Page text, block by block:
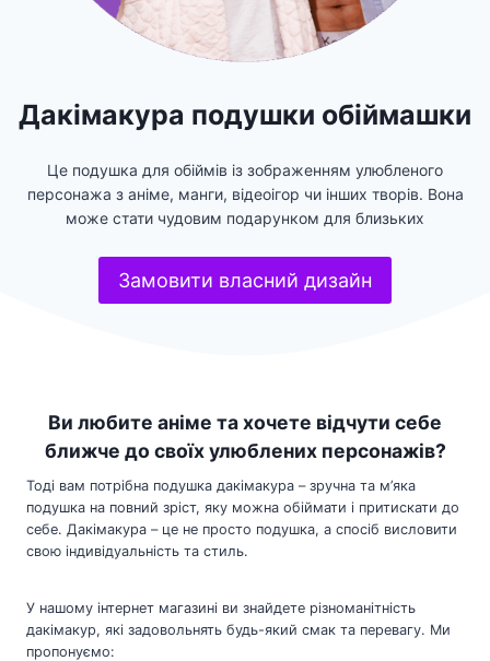
Дакімакура подушки обіймашки
Це подушка для обіймів із зображенням улюбленого
персонажа з аніме, манги, відеоігор чи інших творів. Вона
може стати чудовим подарунком для близьких
Замовити власний дизайн
Ви любите аніме та хочете відчути себе
ближче до своїх улюблених персонажів?
Тоді вам потрібна подушка дакімакура – зручна та м’яка
подушка на повний зріст, яку можна обіймати і притискати до
себе. Дакімакура – це не просто подушка, а спосіб висловити
свою індивідуальність та стиль.
У нашому інтернет магазині ви знайдете різноманітність
дакімакур, які задовольнять будь-який смак та перевагу. Ми
пропонуємо: